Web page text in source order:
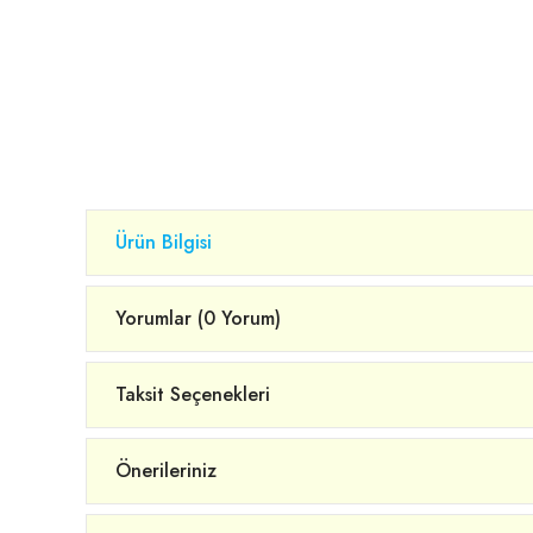
Ürün Bilgisi
Yorumlar (0 Yorum)
Taksit Seçenekleri
Önerileriniz